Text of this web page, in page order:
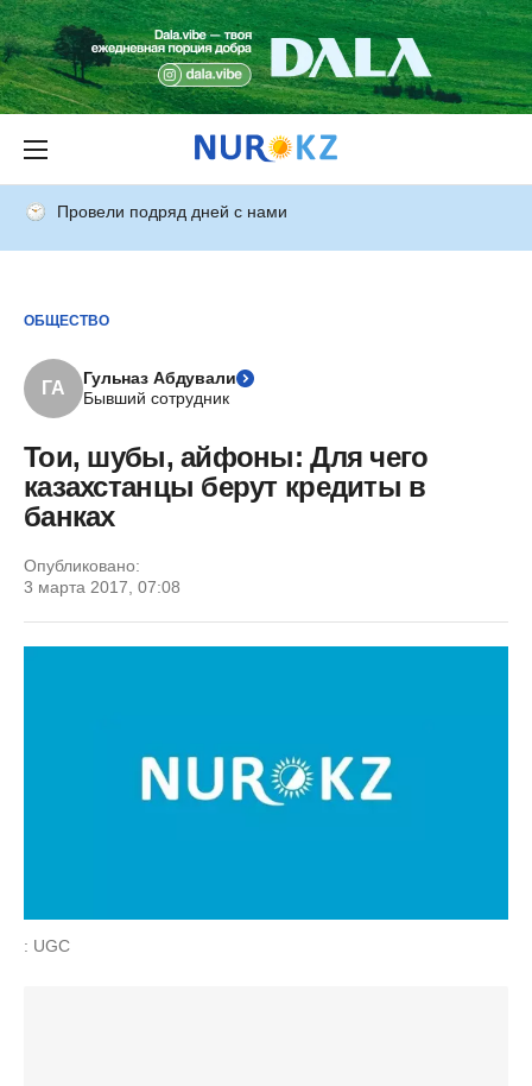
Провели подряд дней с нами
ОБЩЕСТВО
ГА
Гульназ Абдували
Бывший сотрудник
Тои, шубы, айфоны: Для чего
казахстанцы берут кредиты в
банках
Опубликовано:
3 марта 2017, 07:08
: UGC